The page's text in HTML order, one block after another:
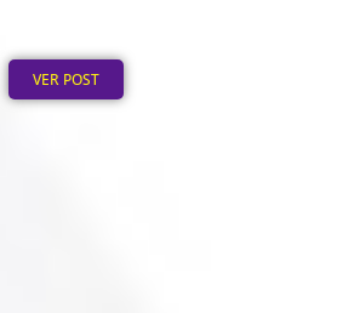
em: 4 de agosto de 2026
VER POST